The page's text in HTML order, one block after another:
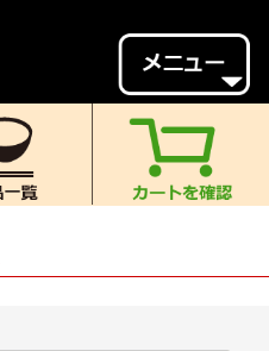
MYクーポン